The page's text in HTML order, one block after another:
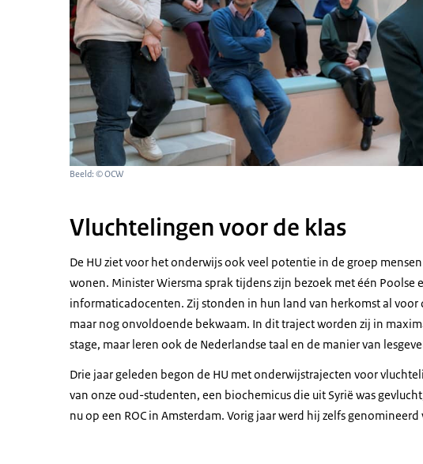
Beeld: © OCW
Vluchtelingen voor de klas
De HU ziet voor het onderwijs ook veel potentie in de groep
wonen. Minister Wiersma sprak tijdens zijn bezoek met één Poolse
informaticadocenten. Zij stonden in hun land van herkomst al voor
maar nog onvoldoende bekwaam. In dit traject worden zij in
stage, maar leren ook de Nederlandse taal en de manier van
Drie jaar geleden begon de HU met onderwijstrajecten voor
van onze oud-studenten, een biochemicus die uit Syrië was
nu op een ROC in Amsterdam. Vorig jaar werd hij zelfs